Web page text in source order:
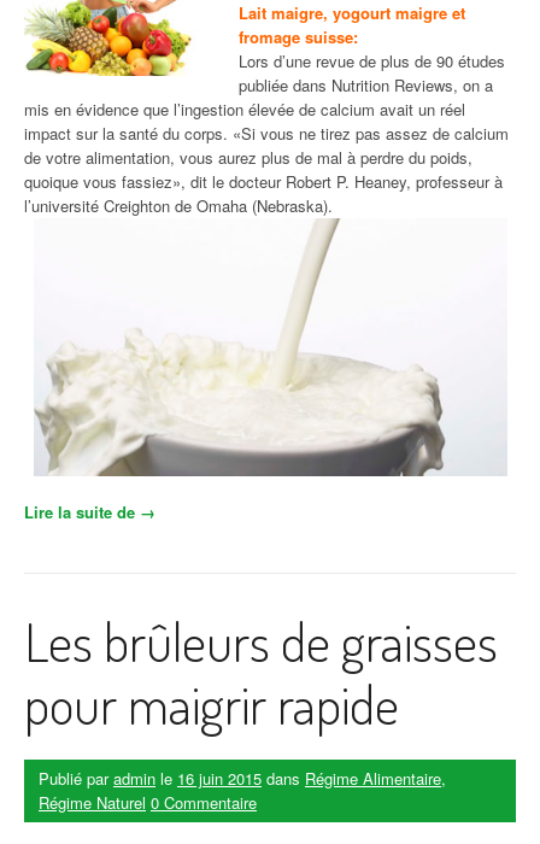
Lait maigre, yogourt maigre et
fromage suisse:
Lors d’une revue de plus de 90 études
publiée dans Nutrition Reviews, on a
mis en évidence que l’ingestion élevée de calcium avait un réel
impact sur la santé du corps. «Si vous ne tirez pas assez de calcium
de votre alimentation, vous aurez plus de mal à perdre du poids,
quoique vous fassiez», dit le docteur Robert P. Heaney, professeur à
l’université Creighton de Omaha (Nebraska).
Lire la suite de « Aliments qui font diminuer la graisse »
→
Les brûleurs de graisses
pour maigrir rapide
Publié paradmin le 16 juin 2015 dans Régime Alimentaire,
Régime Naturel 0 Commentaire